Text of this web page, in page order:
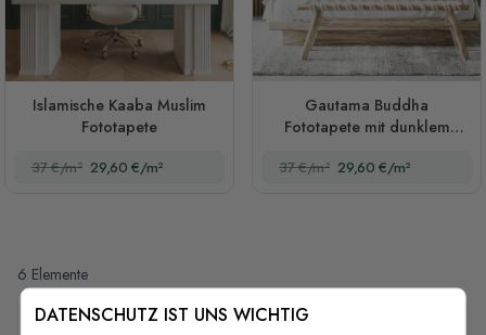
Islamische Kaaba Muslim
Fototapete
37 €/m² 29,60 €/m²
Gautama Buddha
Fototapete mit dunklem
37 €/m² 29,60 €/m²
6 Elemente
DATENSCHUTZ IST UNS WICHTIG